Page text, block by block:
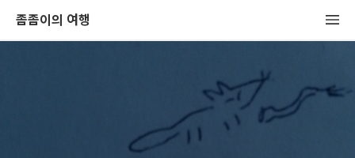
좀좀이의 여행